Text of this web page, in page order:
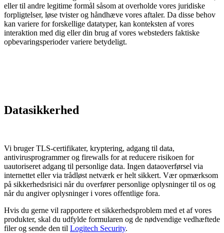
eller til andre legitime formål såsom at overholde vores juridiske
forpligtelser, løse tvister og håndhæve vores aftaler. Da disse behov
kan variere for forskellige datatyper, kan konteksten af vores
interaktion med dig eller din brug af vores websteders faktiske
opbevaringsperioder variere betydeligt.
Datasikkerhed
Vi bruger TLS-certifikater, kryptering, adgang til data,
antivirusprogrammer og firewalls for at reducere risikoen for
uautoriseret adgang til personlige data. Ingen dataoverførsel via
internettet eller via trådløst netværk er helt sikkert. Vær opmærksom
på sikkerhedsrisici når du overfører personlige oplysninger til os og
når du angiver oplysninger i vores offentlige fora.
Hvis du gerne vil rapportere et sikkerhedsproblem med et af vores
produkter, skal du udfylde formularen og de nødvendige vedhæftede
filer og sende den til Logitech Security.